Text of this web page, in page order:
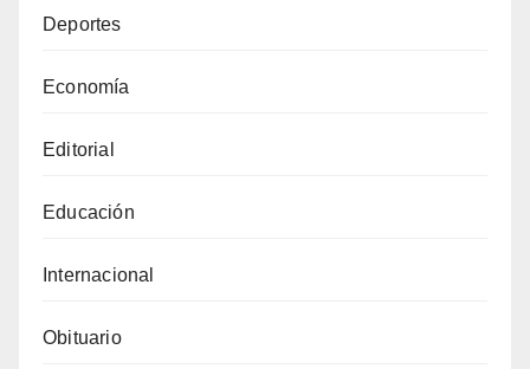
Deportes
Economía
Editorial
Educación
Internacional
Obituario